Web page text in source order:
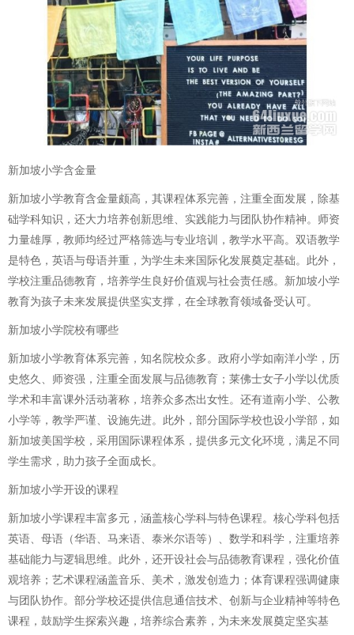
新加坡小学含金量
新加坡小学教育含金量颇高，其课程体系完善，注重全面发展，除基
础学科知识，还大力培养创新思维、实践能力与团队协作精神。师资
力量雄厚，教师均经过严格筛选与专业培训，教学水平高。双语教学
是特色，英语与母语并重，为学生未来国际化发展奠定基础。此外，
学校注重品德教育，培养学生良好价值观与社会责任感。新加坡小学
教育为孩子未来发展提供坚实支撑，在全球教育领域备受认可。
新加坡小学院校有哪些
新加坡小学教育体系完善，知名院校众多。政府小学如南洋小学，历
史悠久、师资强，注重全面发展与品德教育；莱佛士女子小学以优质
学术和丰富课外活动著称，培养众多杰出女性。还有道南小学、公教
小学等，教学严谨、设施先进。此外，部分国际学校也设小学部，如
新加坡美国学校，采用国际课程体系，提供多元文化环境，满足不同
学生需求，助力孩子全面成长。
新加坡小学开设的课程
新加坡小学课程丰富多元，涵盖核心学科与特色课程。核心学科包括
英语、母语（华语、马来语、泰米尔语等）、数学和科学，注重培养
基础能力与逻辑思维。此外，还开设社会与品德教育课程，强化价值
观培养；艺术课程涵盖音乐、美术，激发创造力；体育课程强调健康
与团队协作。部分学校还提供信息通信技术、创新与企业精神等特色
课程，鼓励学生探索兴趣，培养综合素养，为未来发展奠定坚实基